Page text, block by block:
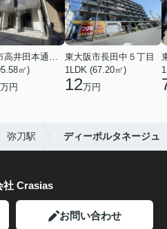
東大阪市高井田本通２丁目
㎡)
万円
東大阪市長田中５丁目
1LDK (67.20㎡)
12万円
弥刀駅 ディーポルタネージュ
社 Crasias
お問い合わせ